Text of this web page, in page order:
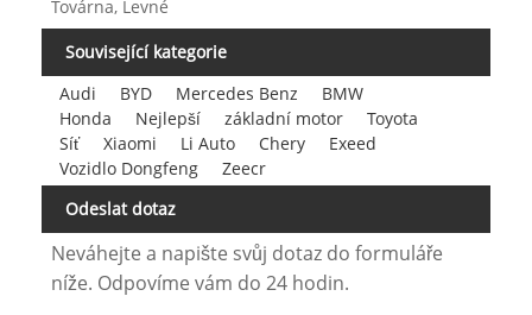
Továrna, Levné
Související kategorie
Audi
BYD Mercedes Benz
BMW
Honda
Nejlepší základní motor
Toyota
Síť
Xiaomi Li Auto Chery
Exeed
Vozidlo Dongfeng
Zeecr
Odeslat dotaz
Neváhejte a napište svůj dotaz do formuláře
níže. Odpovíme vám do 24 hodin.